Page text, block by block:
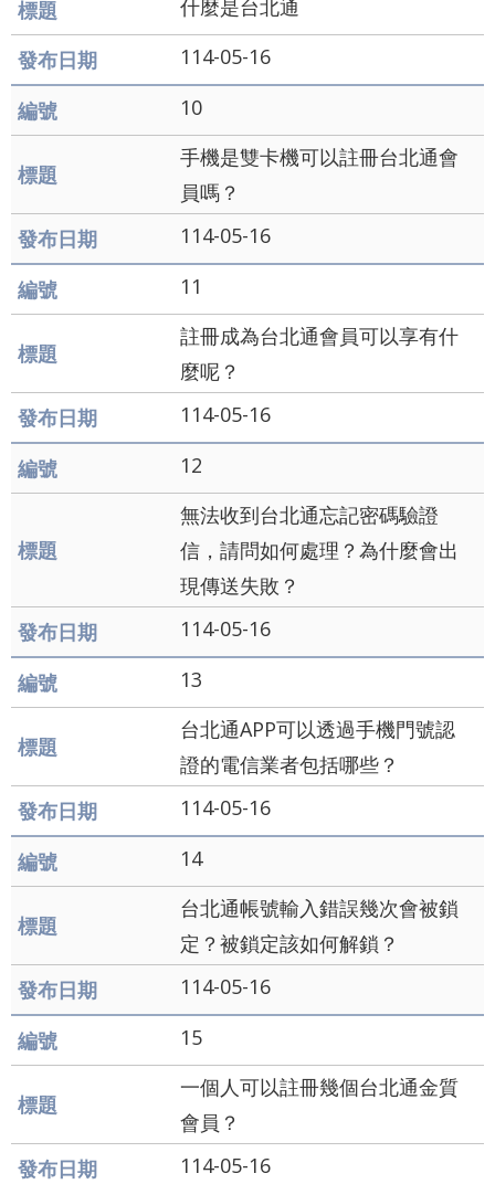
及
資
訊
安
全
政
策
聯
我
們
雙
語
彙
什麼是台北通
114-05-16
10
手機是雙卡機可以註冊台北通會
員嗎？
114-05-16
11
註冊成為台北通會員可以享有什
麼呢？
114-05-16
12
無法收到台北通忘記密碼驗證
信，請問如何處理？為什麼會出
現傳送失敗？
114-05-16
13
台北通APP可以透過手機門號認
證的電信業者包括哪些？
114-05-16
14
台北通帳號輸入錯誤幾次會被鎖
定？被鎖定該如何解鎖？
114-05-16
15
一個人可以註冊幾個台北通金質
會員？
114-05-16